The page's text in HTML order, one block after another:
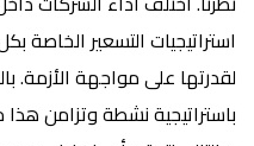
استراتيجيات التسعير الخاصة
لقدرتها على مواجهة الأزمة.
باستراتيجية نشطة وتزامن